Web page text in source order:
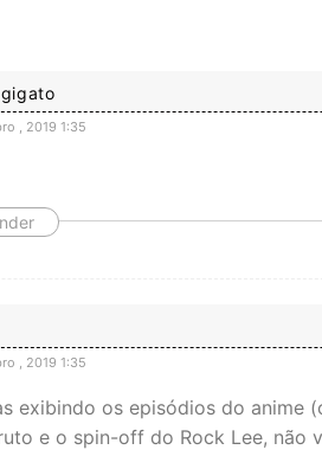
, 2019 1:35
, 2019 1:35
exibindo os episódios do anime
e o spin-off do Rock Lee, não